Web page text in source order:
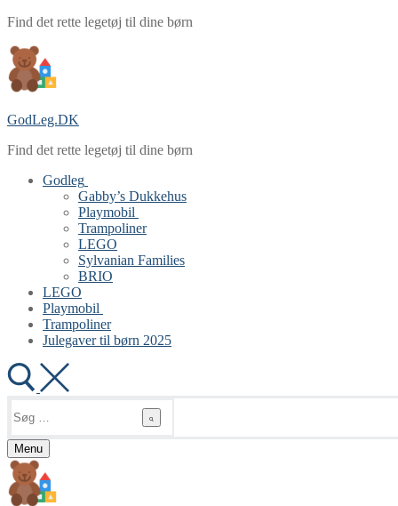
Spring
indhold
Menu
Luk
Find det rette legetøj til dine børn
GodLeg.DK
Find det rette legetøj til dine børn
Godleg
Gabby’s Dukkehus
Playmobil
Trampoliner
LEGO
Sylvanian Families
BRIO
LEGO
Playmobil
Trampoliner
Julegaver til børn 2025
efter:
Menu